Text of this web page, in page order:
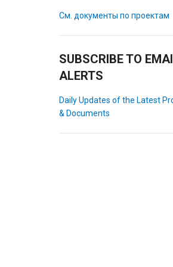
См. документы по проектам
SUBSCRIBE TO
ALERTS
Daily Updates of the Latest
& Documents